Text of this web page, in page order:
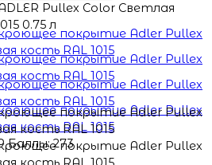
Pullex Color Светлая
0.75 л
Баллы: 273